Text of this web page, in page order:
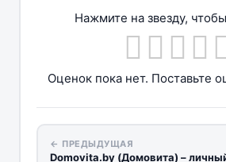
Нажмите на звезду,
Оценок пока нет. Поставьте
← ПРЕДЫДУЩАЯ
Domovita.by (Домовита) –